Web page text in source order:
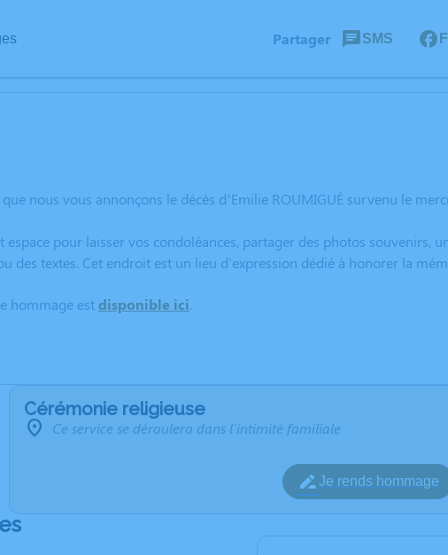
Partager SMS
nous vous annonçons le décès d’Emilie ROUMIGUÉ survenu le
pour laisser vos condoléances, partager des photos souvenirs,
des textes. Cet endroit est un lieu d'expression dédié à honorer la
hommage estdisponible ici.
Cérémonie religieuse
Ce service se déroulera dans l'intimité familiale
Je rends hommage